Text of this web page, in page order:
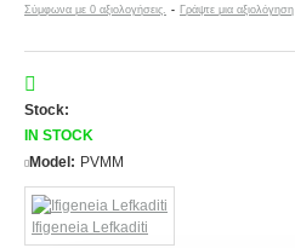
Σύμφωνα με 0 αξιολογήσεις. - Γράψτε μια αξιολόγηση
Stock:
IN STOCK
Model: PVMM
Ifigeneia Lefkaditi